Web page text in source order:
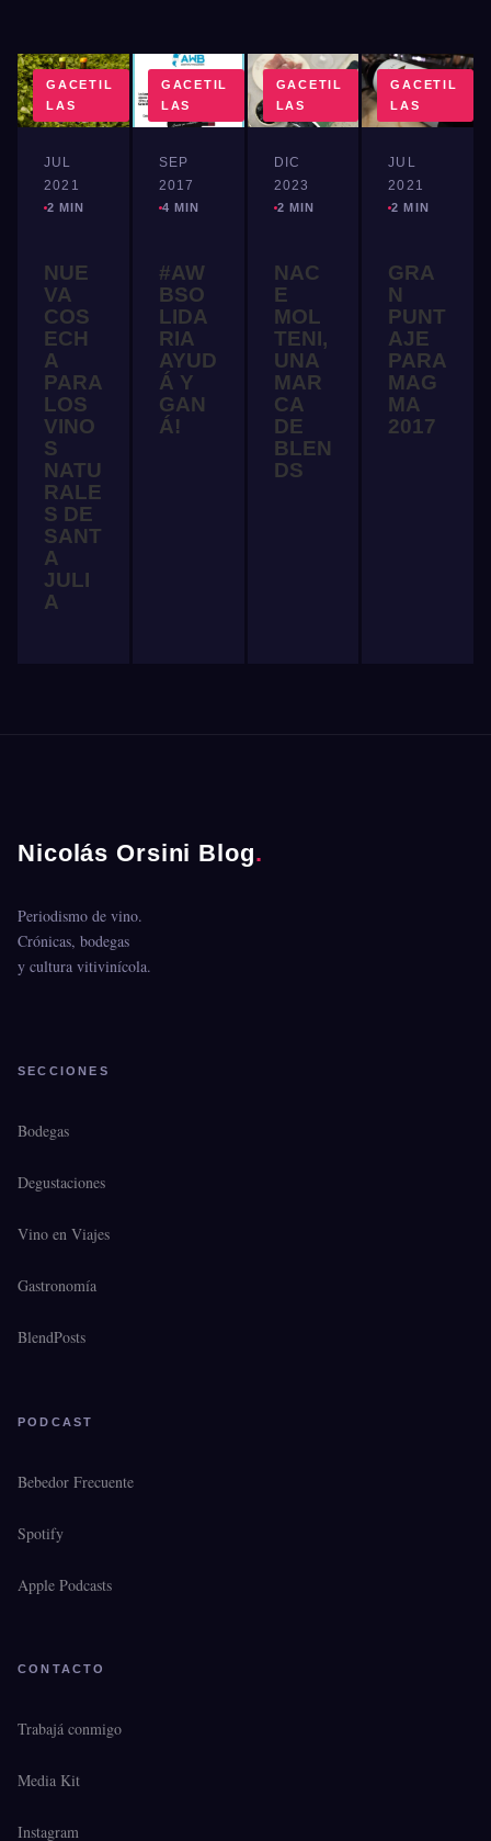
GACETIL
LAS
JUL
2021
2 MIN
NUE
VA
COS
ECH
A
PARA
LOS
VINO
S
NATU
RALE
S DE
SANT
A
JULI
A
GACETIL
LAS
SEP
2017
4 MIN
#AW
BSO
LIDA
RIA
AYUD
Á Y
GAN
Á!
GACETIL
LAS
DIC
2023
2 MIN
NAC
E
MOL
TENI,
UNA
MAR
CA
DE
BLEN
DS
GACETIL
LAS
JUL
2021
2 MIN
GRA
N
PUNT
AJE
PARA
MAG
MA
2017
Nicolás Orsini Blog.
Periodismo de vino.
Crónicas, bodegas
y cultura vitivinícola.
SECCIONES
Bodegas
Degustaciones
Vino en Viajes
Gastronomía
BlendPosts
PODCAST
Bebedor Frecuente
Spotify
Apple Podcasts
CONTACTO
Trabajá conmigo
Media Kit
Instagram